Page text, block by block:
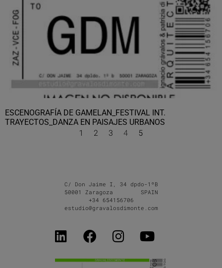
ESCENOGRAFÍA DE GAMELAN_FESTIVAL INT.
TRAYECTOS_DANZA EN PAISAJES URBANOS
1 2 3 4 5
C/ Don Jaime I, 34 dpdo-1ºB
50001 Zaragoza SPAIN
+34 654156706
estudio@gravalosdimonte.com